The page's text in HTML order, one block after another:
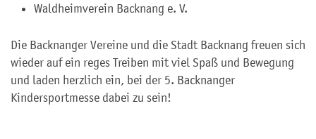
Waldheimverein Backnang e. V.
Die Backnanger Vereine und die Stadt Backnang freuen sich
wieder auf ein reges Treiben mit viel Spaß und Bewegung
und laden herzlich ein, bei der 5. Backnanger
Kindersportmesse dabei zu sein!